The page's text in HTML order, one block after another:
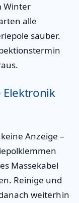
Winter
alle
sauber.
Elektronik
Anzeige –
Massekabel
Reinige und
weiterhin